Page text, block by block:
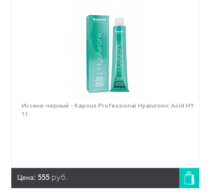
Иссиня-черный - Kapous Professional Hyaluronic Acid HY
1.1
Цена: 555 руб.